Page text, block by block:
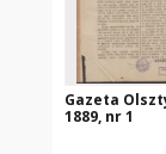
Gazeta
1889, nr 1